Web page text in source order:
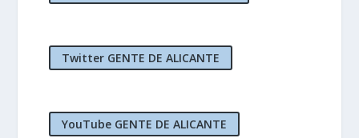
Twitter GENTE DE ALICANTE
YouTube GENTE DE ALICANTE